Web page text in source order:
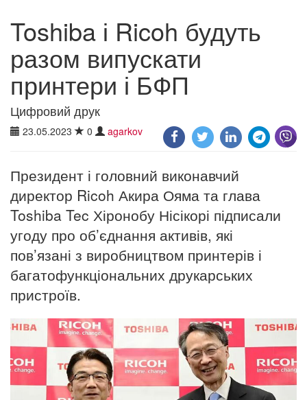
Toshiba і Ricoh будуть
разом випускати
принтери і БФП
Цифровий друк
23.05.2023 0 agarkov
Президент і головний виконавчий
директор Ricoh Акира Ояма та глава
Toshiba Tec Хіронобу Нісікорі підписали
угоду про об’єднання активів, які
пов’язані з виробництвом принтерів і
багатофункціональних друкарських
пристроїв.